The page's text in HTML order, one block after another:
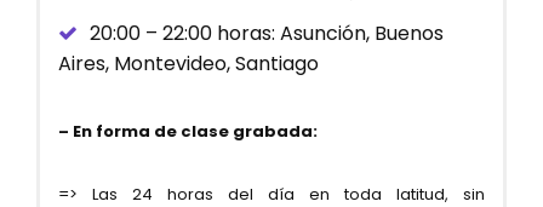
20:00 – 22:00 horas: Asunción, Buenos
Aires, Montevideo, Santiago
– En forma de clase grabada:
=> Las 24 horas del día en toda latitud, sin